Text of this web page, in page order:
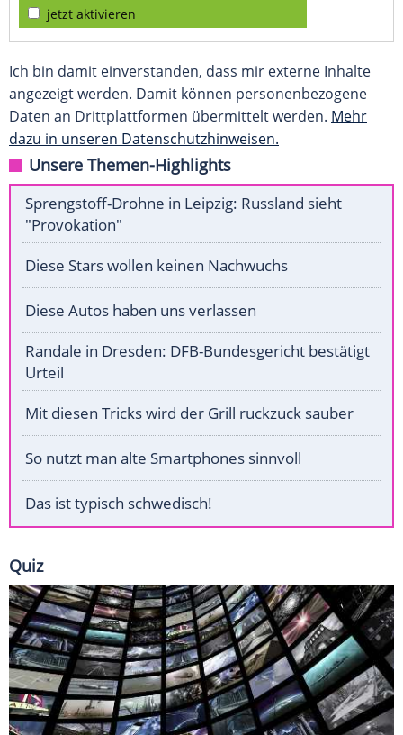
jetzt aktivieren
Ich bin damit einverstanden, dass mir externe Inhalte
angezeigt werden. Damit können personenbezogene
Daten an Drittplattformen übermittelt werden. Mehr
dazu in unseren Datenschutzhinweisen.
Unsere Themen-Highlights
Sprengstoff-Drohne in Leipzig: Russland sieht
"Provokation"
Diese Stars wollen keinen Nachwuchs
Diese Autos haben uns verlassen
Randale in Dresden: DFB-Bundesgericht bestätigt
Urteil
Mit diesen Tricks wird der Grill ruckzuck sauber
So nutzt man alte Smartphones sinnvoll
Das ist typisch schwedisch!
Quiz